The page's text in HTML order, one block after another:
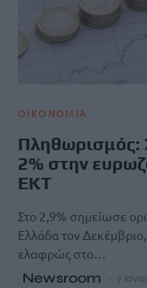
ΟΙΚΟΝΟΜΙΑ
Πληθωρισμός:
2% στην
ΕΚΤ
Στο 2,9% σημείωσε
Ελλάδα τον
ελαφρώς στο…
Newsroom 7